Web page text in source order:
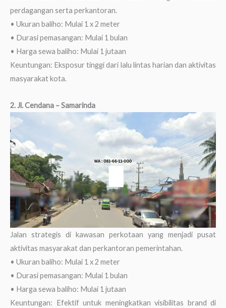
perdagangan serta perkantoran.
• Ukuran baliho: Mulai 1 x 2 meter
• Durasi pemasangan: Mulai 1 bulan
• Harga sewa baliho: Mulai 1 jutaan
Keuntungan: Eksposur tinggi dari lalu lintas harian dan aktivitas
masyarakat kota.
2. Jl. Cendana – Samarinda
Jalan strategis di kawasan perkotaan yang menjadi pusat
aktivitas masyarakat dan perkantoran pemerintahan.
• Ukuran baliho: Mulai 1 x 2 meter
• Durasi pemasangan: Mulai 1 bulan
• Harga sewa baliho: Mulai 1 jutaan
Keuntungan: Efektif untuk meningkatkan visibilitas brand di